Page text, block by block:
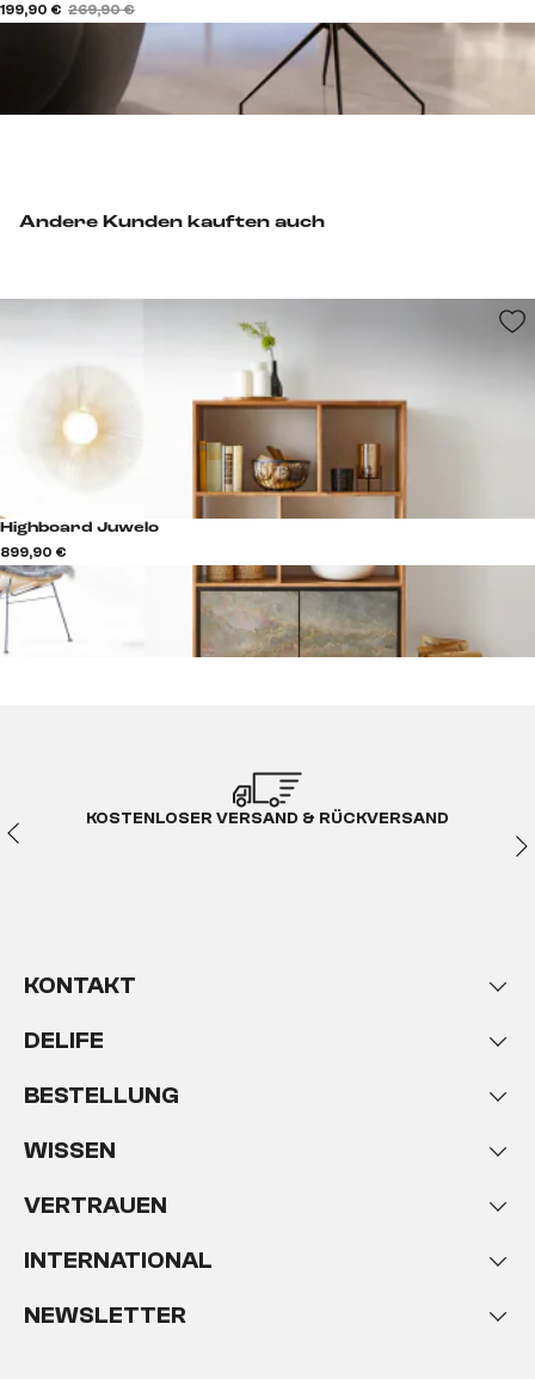
Andere Kunden kauften auch
Highboard Juwelo
899,90 €
199,90 € 269,90 €
KOSTENLOSER VERSAND & RÜCKVERSAND
KONTAKT
DELIFE
BESTELLUNG
WISSEN
VERTRAUEN
INTERNATIONAL
NEWSLETTER